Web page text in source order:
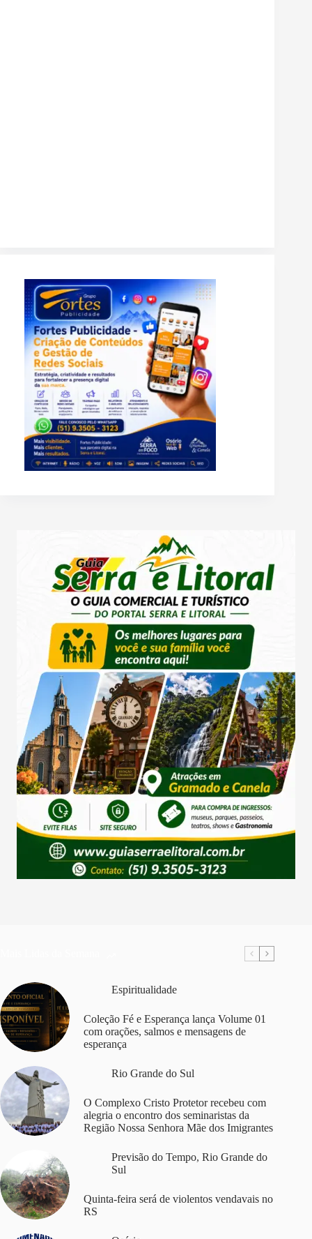
Espiritualidade
Coleção Fé e Esperança lança Volume 01
com orações, salmos e mensagens de
esperança
Rio Grande do Sul
O Complexo Cristo Protetor recebeu com
alegria o encontro dos seminaristas da
Região Nossa Senhora Mãe dos Imigrantes
Previsão do Tempo, Rio Grande do
Sul
Quinta-feira será de violentos vendavais no
RS